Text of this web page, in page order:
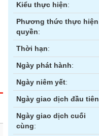
Kiểu thực hiện:
Phương thức thực hiện
quyền:
Thời hạn:
Ngày phát hành:
Ngày niêm yết:
Ngày giao dịch đầu tiên
Ngày giao dịch cuối
cùng: